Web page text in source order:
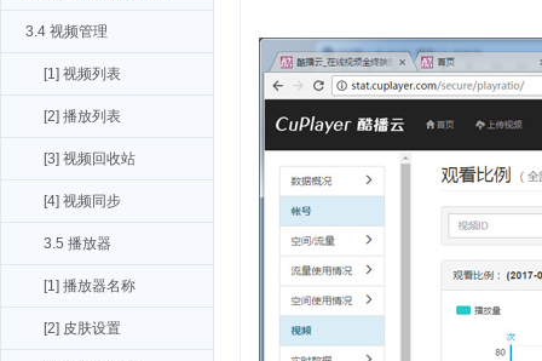
3.4 视频管理
[1] 视频列表
[2] 播放列表
[3] 视频回收站
[4] 视频同步
3.5 播放器
[1] 播放器名称
[2] 皮肤设置